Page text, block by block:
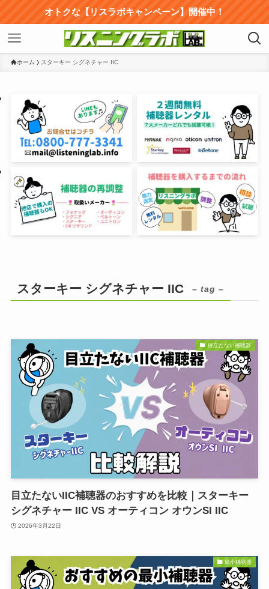
オトクな【リスラボキャンペーン】開催中！
ホーム スターキー シグネチャー IIC
スターキー シグネチャー IIC – tag –
目立たない補聴器
目立たないIIC補聴器のおすすめを比較｜スターキー
シグネチャー IIC VS オーティコン オウンSI IIC
2026年3月22日
最小補聴器